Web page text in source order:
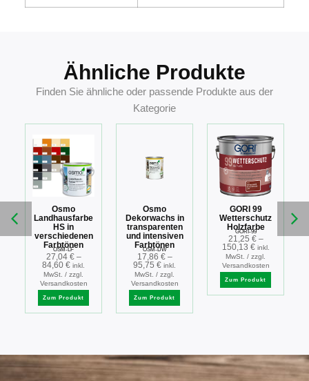
Ähnliche Produkte
Finden Sie ähnliche oder passende Produkte aus der
Kategorie
Osmo
Landhausfarbe
HS in
verschiedenen
Farbtönen
OSM-LF
27,04 €–
84,60 € inkl.
MwSt. / zzgl.
Versandkosten
Zum Produkt
Osmo
Dekorwachs in
transparenten
und intensiven
Farbtönen
OSM-DW
17,86 €–
95,75 € inkl.
MwSt. / zzgl.
Versandkosten
Zum Produkt
GORI 99
Wetterschutz
Holzfarbe
GORI-99
21,25 €–
150,13 € inkl.
MwSt. / zzgl.
Versandkosten
Zum Produkt